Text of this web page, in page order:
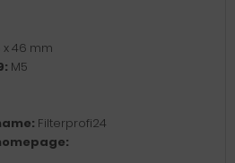
x 46 mm
M5
Filterprofi24